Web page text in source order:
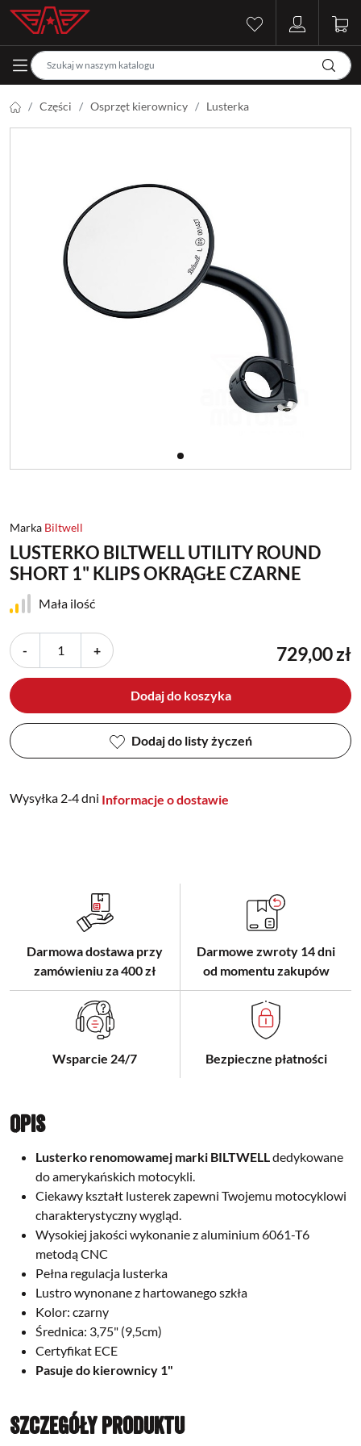
Części Osprzęt kierownicy Lusterka
Marka Biltwell
LUSTERKO BILTWELL UTILITY ROUND
SHORT 1" KLIPS OKRĄGŁE CZARNE
Mała ilość
- + 729,00 zł
Dodaj do koszyka
Dodaj do listy życzeń
Wysyłka 2‑4 dni Informacje o dostawie
Darmowa dostawa przy
zamówieniu za 400 zł
Darmowe zwroty 14 dni
od momentu zakupów
Wsparcie 24/7 Bezpieczne płatności
Opis
Lusterko renomowamej marki BILTWELLdedykowane
do amerykańskich motocykli.
Ciekawy kształt lusterek zapewni Twojemu motocyklowi
charakterystyczny wygląd.
Wysokiej jakości wykonanie z aluminium 6061-T6
metodą CNC
Pełna regulacja lusterka
Lustro wynonane z hartowanego szkła
Kolor: czarny
Średnica: 3,75" (9,5cm)
Certyfikat ECE
Pasuje do kierownicy 1"
Szczegóły produktu